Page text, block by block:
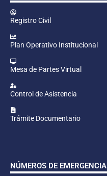
Registro Civil
Plan Operativo Institucional
Mesa de Partes Virtual
Control de Asistencia
Trámite Documentario
NÚMEROS DE EMERGENCIA